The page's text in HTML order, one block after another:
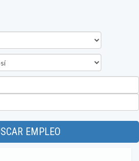
EMPLEO